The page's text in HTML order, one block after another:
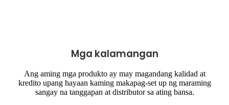
Mga kalamangan
Ang aming mga produkto ay may magandang kalidad at
kredito upang hayaan kaming makapag-set up ng maraming
sangay na tanggapan at distributor sa ating bansa.